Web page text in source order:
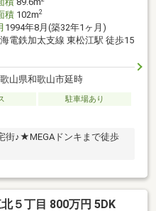
積102m2
1994年8月(築32年1ヶ月)
電鉄加太支線 東松江駅 徒歩15
山県和歌山市延時
駐車場あり
♪★MEGAドンキまで徒歩
５丁目 800万円 5DK